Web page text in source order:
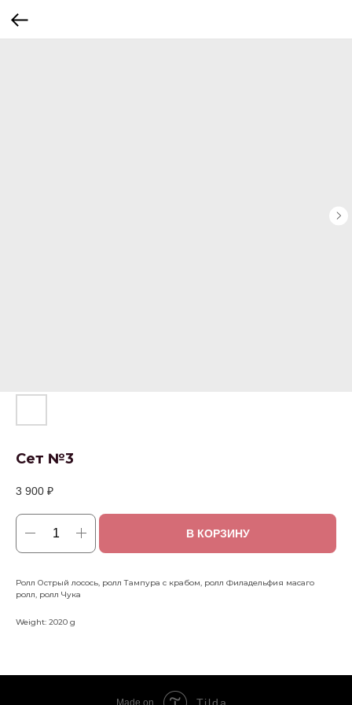
Сет №3
3 900 ₽
В КОРЗИНУ
Ролл Острый лосось, ролл Тампура с крабом, ролл Филадельфия масаго
ролл, ролл Чука
Weight: 2020 g
Made on